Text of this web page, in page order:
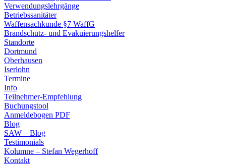
Verwendungslehrgänge
Betriebssanitäter
Waffensachkunde §7 WaffG
Brandschutz- und Evakuierungshelfer
Standorte
Dortmund
Oberhausen
Iserlohn
Termine
Info
Teilnehmer-Empfehlung
Buchungstool
Anmeldebogen PDF
Blog
SAW – Blog
Testimonials
Kolumne – Stefan Wegerhoff
Kontakt